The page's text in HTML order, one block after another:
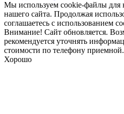
Мы используем cookie-файлы для
нашего сайта. Продолжая
соглашаетесь с использованием
Внимание! Сайт обновляется.
рекомендуется уточнять
стоимости по телефону приемной.
Хорошо